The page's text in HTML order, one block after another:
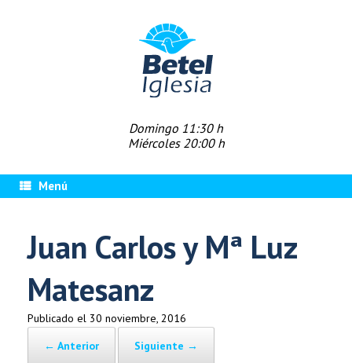
Domingo 11:30 h
Miércoles 20:00 h
Menú
Juan Carlos y Mª Luz
Matesanz
Publicado el 30 noviembre, 2016
← Anterior
Siguiente →